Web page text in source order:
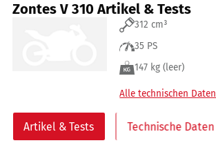
Zontes V 310 Artikel & Tests
312 cm³
35 PS
147 kg (leer)
Alle technischen Daten
Artikel & Tests Technische Daten